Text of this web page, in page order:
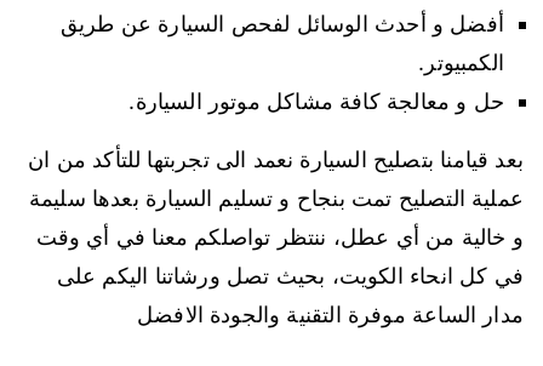
أفضل و أحدث الوسائل لفحص السيارة عن طريق
الكمبيوتر.
حل و معالجة كافة مشاكل موتور السيارة.
بعد قيامنا بتصليح السيارة نعمد الى تجربتها للتأكد من ان
عملية التصليح تمت بنجاح و تسليم السيارة بعدها سليمة
و خالية من أي عطل، ننتظر تواصلكم معنا في أي وقت
في كل انحاء الكويت، بحيث تصل ورشاتنا اليكم على
مدار الساعة موفرة التقنية والجودة الافضل